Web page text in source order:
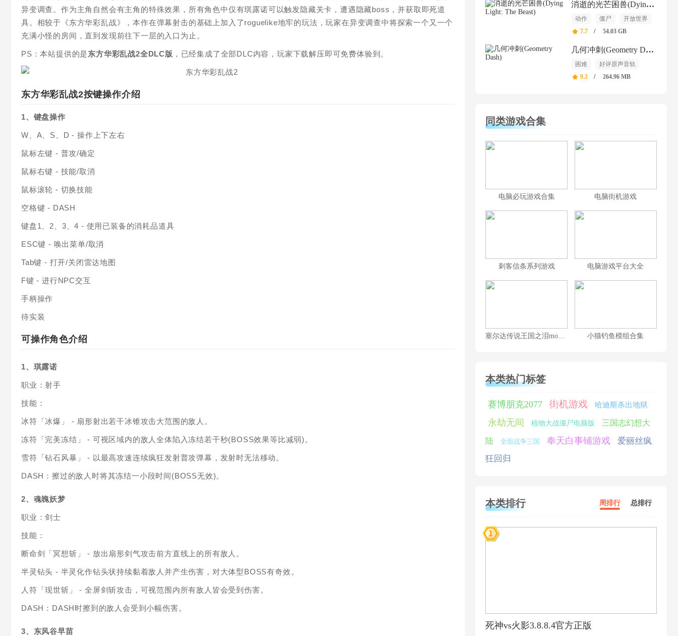
异变调查。作为主角自然会有主角的特殊效果，所有角色中仅有琪露诺可以触发隐藏关卡，遭遇隐藏boss，并获取即死道
具。相较于《东方华彩乱战》，本作在弹幕射击的基础上加入了roguelike地牢的玩法，玩家在异变调查中将探索一个又一个
充满小怪的房间，直到发现前往下一层的入口为止。
PS：本站提供的是东方华彩乱战2全DLC版 ，已经集成了全部DLC内容，玩家下载解压即可免费体验到。
东方华彩乱战2按键操作介绍
1、键盘操作
W、A、S、D - 操作上下左右
鼠标左键 - 普攻/确定
鼠标右键 - 技能/取消
鼠标滚轮 - 切换技能
空格键 - DASH
键盘1、2、3、4 - 使用已装备的消耗品道具
ESC键 - 唤出菜单/取消
Tab键 - 打开/关闭雷达地图
F键 - 进行NPC交互
手柄操作
待实装
可操作角色介绍
1、琪露诺
职业：射手
技能：
冰符「冰爆」 - 扇形射出若干冰锥攻击大范围的敌人。
冻符「完美冻结」 - 可视区域内的敌人全体陷入冻结若干秒(BOSS效果等比减弱)。
雪符「钻石风暴」 - 以最高攻速连续疯狂发射普攻弹幕，发射时无法移动。
DASH：擦过的敌人时将其冻结一小段时间(BOSS无效)。
2、魂魄妖梦
职业：剑士
技能：
断命剑「冥想斩」 - 放出扇形剑气攻击前方直线上的所有敌人。
半灵钻头 - 半灵化作钻头状持续黏着敌人并产生伤害，对大体型BOSS有奇效。
人符「现世斩」 - 全屏剑斩攻击，可视范围内所有敌人皆会受到伤害。
DASH：DASH时擦到的敌人会受到小幅伤害。
3、东风谷早苗
消逝的光芒困兽(Dying Light: The Beast)
动作 僵尸
开放世界
7.7
/ 54.03 GB
几何冲刺(Geometry Dash)
困难
好评原声音轨
单人
9.2 / 264.96 MB
同类游戏合集
电脑必玩游戏合集 电脑街机游戏
刺客信条系列游戏 电脑游戏平台大全
塞尔达传说王国之泪mod大全 小猫钓鱼模组合集
本类热门标签
赛博朋克2077 街机游戏 哈迪斯杀出地狱
永劫无间 植物大战僵尸电脑版 三国志幻想大
陆 全面战争三国 奉天白事铺游戏
爱丽丝疯
狂回归
本类排行 周排行 总排行
死神vs火影3.8.8.4官方正版